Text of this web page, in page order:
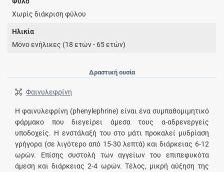
Χωρίς διάκριση φύλου
Ηλικία
Μόνο ενήλικες (18 ετών - 65 ετών)
Δραστική ουσία
Φαινυλεφρίνη
Η φαινυλεφρίνη (phenylephrine) είναι ένα συμπαθομιμητικό
φάρμακο που διεγείρει άμεσα τους α-αδρενεργείς
υποδοχείς. Η ενστάλαξή του στο μάτι προκαλεί μυδρίαση
γρήγορα (σε λιγότερο από 15-30 λεπτά) και διάρκειας 6-12
ωρών. Επίσης συστολή των αγγείων του επιπεφυκότα
άμεση και διάρκειας 2-4 ωρών. Τέλος, μικρή αύξηση της